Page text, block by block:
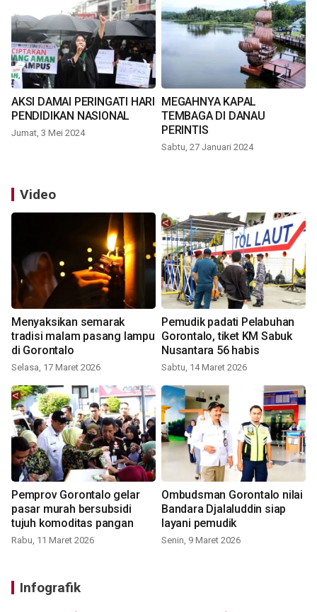
AKSI DAMAI PERINGATI HARI
PENDIDIKAN NASIONAL
Jumat, 3 Mei 2024
MEGAHNYA KAPAL
TEMBAGA DI DANAU
PERINTIS
Sabtu, 27 Januari 2024
Video
Menyaksikan semarak
tradisi malam pasang lampu
di Gorontalo
Selasa, 17 Maret 2026
Pemudik padati Pelabuhan
Gorontalo, tiket KM Sabuk
Nusantara 56 habis
Sabtu, 14 Maret 2026
Pemprov Gorontalo gelar
pasar murah bersubsidi
tujuh komoditas pangan
Rabu, 11 Maret 2026
Ombudsman Gorontalo nilai
Bandara Djalaluddin siap
layani pemudik
Senin, 9 Maret 2026
Infografik